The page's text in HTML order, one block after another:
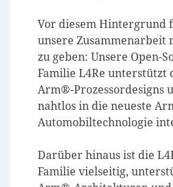
Vor diesem Hintergrund
unsere
zu geben: Unsere Open-
Familie L4Re unterstützt
Arm®-Prozessordesigns
nahtlos in die neueste
Automobiltechnologie
Darüber hinaus ist die
Familie vielseitig,